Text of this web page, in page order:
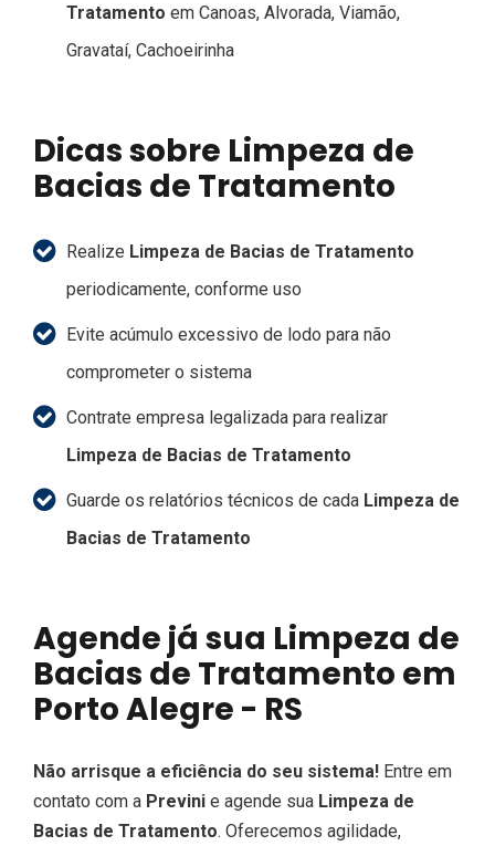
Tratamento em Canoas, Alvorada, Viamão,
Gravataí, Cachoeirinha
Dicas sobre Limpeza de
Bacias de Tratamento
Realize Limpeza de Bacias de Tratamento
periodicamente, conforme uso
Evite acúmulo excessivo de lodo para não
comprometer o sistema
Contrate empresa legalizada para realizar
Limpeza de Bacias de Tratamento
Guarde os relatórios técnicos de cada Limpeza de
Bacias de Tratamento
Agende já sua Limpeza de
Bacias de Tratamento em
Porto Alegre - RS
Não arrisque a eficiência do seu sistema! Entre em
contato com a Previni e agende sua Limpeza de
Bacias de Tratamento. Oferecemos agilidade,